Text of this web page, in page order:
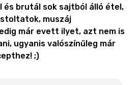
és brutál sok sajtból álló étel,
muszáj
már evett ilyet, azt nem is
ugyanis valószínűleg már
;)